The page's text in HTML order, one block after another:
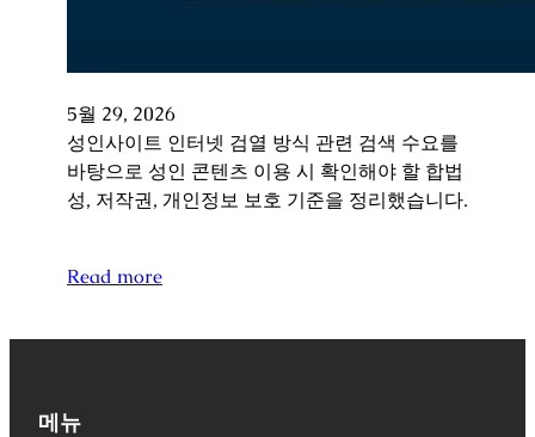
5월 29, 2026
성인사이트 인터넷 검열 방식 관련 검색 수요를
바탕으로 성인 콘텐츠 이용 시 확인해야 할 합법
성, 저작권, 개인정보 보호 기준을 정리했습니다.
Read more
메뉴